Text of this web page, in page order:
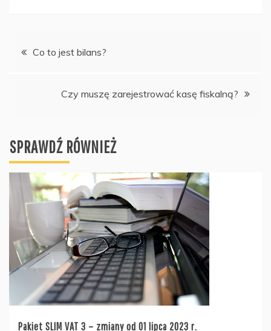
Nawigacja
Co to jest bilans?
Czy muszę zarejestrować kasę fiskalną?
SPRAWDŹ RÓWNIEŻ
Pakiet SLIM VAT 3 – zmiany od 01 lipca 2023 r.